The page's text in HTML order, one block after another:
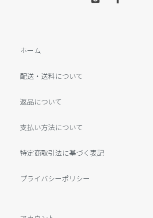
ホーム
配送・送料について
返品について
支払い方法について
特定商取引法に基づく表記
プライバシーポリシー